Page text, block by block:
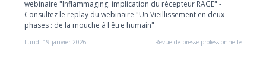
webinaire "Inflammaging: implication du récepteur RAGE" -
Consultez le replay du webinaire "Un Vieillissement en deux
phases : de la mouche à l'être humain"
Lundi 19 janvier 2026 Revue de presse professionnelle